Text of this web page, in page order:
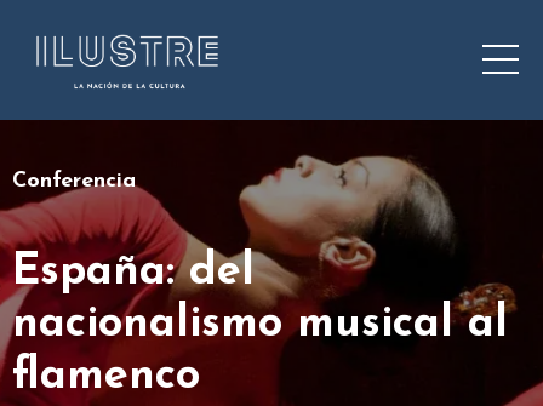
Conferencia
España: del
nacionalismo musical al
flamenco